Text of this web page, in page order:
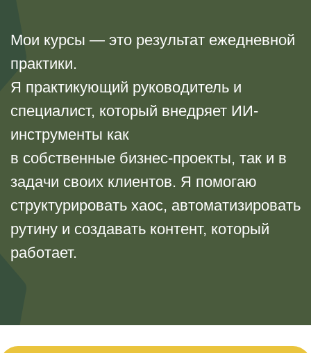
работает.